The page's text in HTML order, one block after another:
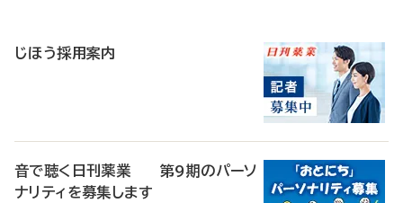
じほう採用案内
音で聴く日刊薬業 第9期のパーソ
ナリティを募集します